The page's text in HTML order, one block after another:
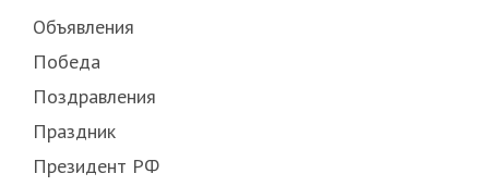
Объявления
Победа
Поздравления
Праздник
Президент РФ